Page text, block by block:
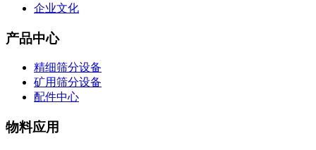
企业文化
产品中心
精细筛分设备
矿用筛分设备
配件中心
物料应用